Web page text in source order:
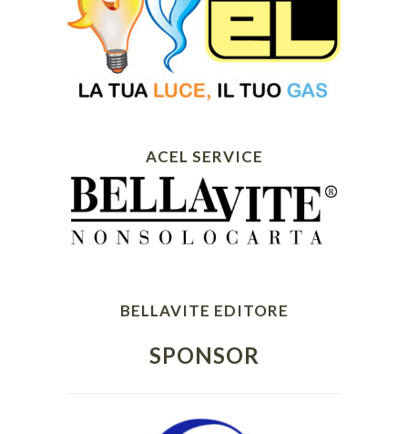
ACEL SERVICE
BELLAVITE EDITORE
SPONSOR